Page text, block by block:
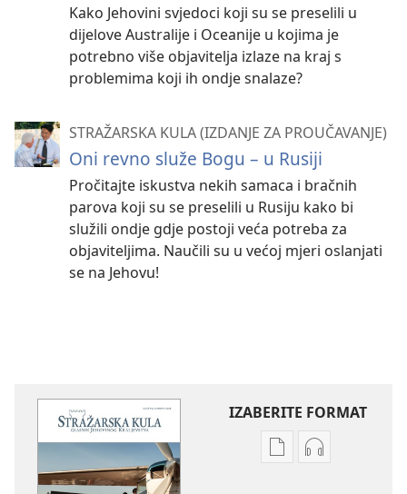
Kako Jehovini svjedoci koji su se preselili u
dijelove Australije i Oceanije u kojima je
potrebno više objavitelja izlaze na kraj s
problemima koji ih ondje snalaze?
STRAŽARSKA KULA (IZDANJE ZA PROUČAVANJE)
Oni revno služe Bogu – u Rusiji
Pročitajte iskustva nekih samaca i bračnih
parova koji su se preselili u Rusiju kako bi
služili ondje gdje postoji veća potreba za
objaviteljima. Naučili su u većoj mjeri oslanjati
se na Jehovu!
IZABERITE FORMAT
PostavkePostavke